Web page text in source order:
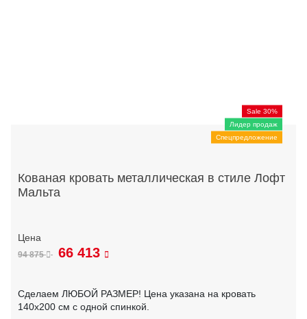
Sale 30%
Лидер продаж
Спецпредложение
Кованая кровать металлическая в стиле Лофт
Мальта
94 875 66 413
Сделаем ЛЮБОЙ РАЗМЕР! Цена указана на кровать
140х200 см с одной спинкой.